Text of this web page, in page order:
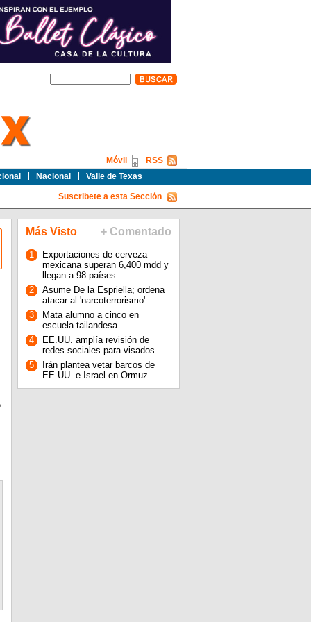
Nacional Valle de Texas
RSS
Móvil
Suscribete a esta Sección
Más Visto + Comentado
1
Exportaciones de cerveza
mexicana superan 6,400 mdd y
llegan a 98 países
2
Asume De la Espriella; ordena
atacar al 'narcoterrorismo'
3
Mata alumno a cinco en
escuela tailandesa
4
EE.UU. amplía revisión de
redes sociales para visados
5
Irán plantea vetar barcos de
EE.UU. e Israel en Ormuz